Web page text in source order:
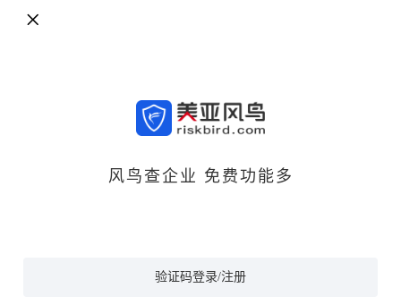
风鸟查企业 免费功能多
验证码登录/注册